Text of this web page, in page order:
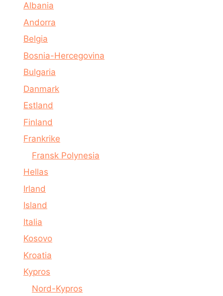
Albania
Andorra
Belgia
Bosnia-Hercegovina
Bulgaria
Danmark
Estland
Finland
Frankrike
Fransk Polynesia
Hellas
Irland
Island
Italia
Kosovo
Kroatia
Kypros
Nord-Kypros